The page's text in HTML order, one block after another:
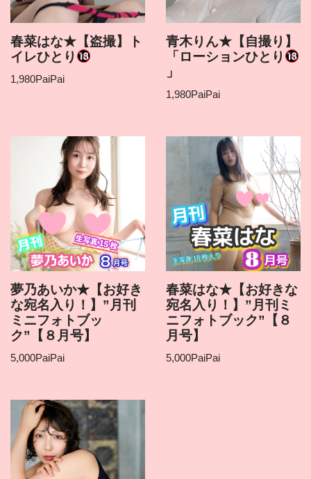
春菜はな★【盗撮】ト
イレひとり
1,980PaiPai
青木りん★【自撮り】
「ローションひとり
」
1,980PaiPai
夢乃あいか★【お好き
な宛名入り！】”月刊
ミニフォトブッ
ク”【８月号】
5,000PaiPai
春菜はな★【お好きな
宛名入り！】”月刊ミ
ニフォトブック”【８
月号】
5,000PaiPai